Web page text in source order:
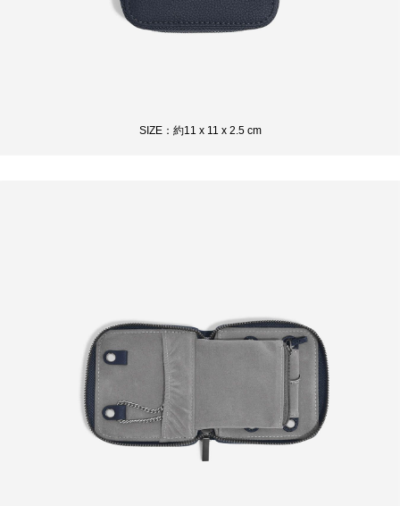
SIZE：約11 x 11 x 2.5 cm